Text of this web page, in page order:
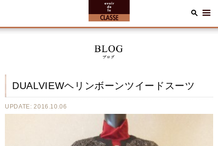
DUALVIEWヘリンボーンツイードスーツ
UPDATE: 2016.10.06